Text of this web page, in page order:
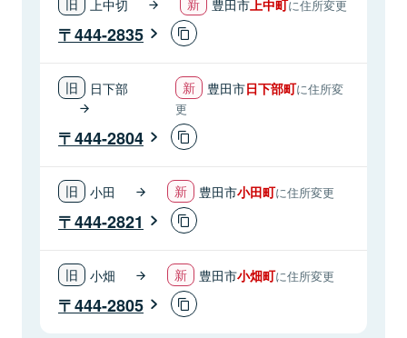
上中町に住所変更
444-2835
日下部 豊田市日下部町に住所変
更
444-2804
小田 豊田市小田町に住所変更
444-2821
小畑 豊田市小畑町に住所変更
444-2805